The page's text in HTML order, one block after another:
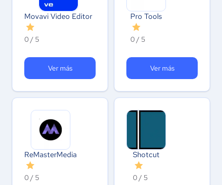
Movavi Video Editor
0 / 5
Ver más
Pro Tools
0 / 5
Ver más
ReMasterMedia
0 / 5
Shotcut
0 / 5